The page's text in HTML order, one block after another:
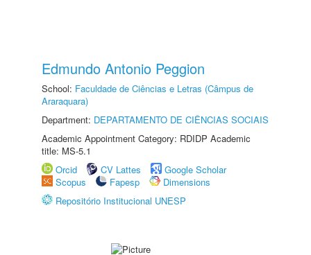
Edmundo Antonio Peggion
School: Faculdade de Ciências e Letras (Câmpus de
Araraquara)
Department: DEPARTAMENTO DE CIÊNCIAS SOCIAIS
Academic Appointment Category: RDIDP Academic
title: MS-5.1
Orcid
CV Lattes
Google Scholar
Scopus
Fapesp
Dimensions
Repositório Institucional UNESP